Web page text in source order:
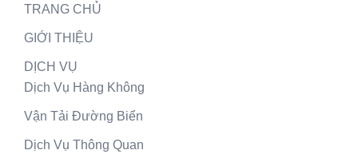
TRANG CHỦ
GIỚI THIỆU
DỊCH VỤ
Dịch Vụ Hàng Không
Vận Tải Đường Biển
Dịch Vụ Thông Quan